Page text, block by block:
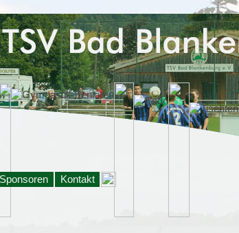
Sponsoren Kontakt